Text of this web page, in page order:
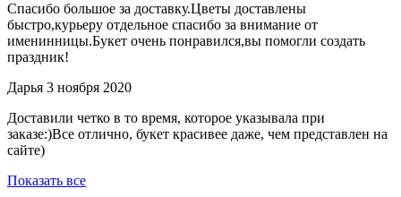
Спасибо большое за доставку.Цветы доставлены
быстро,курьеру отдельное спасибо за внимание от
именинницы.Букет очень понравился,вы помогли создать
праздник!
Дарья 3 ноября 2020
Доставили четко в то время, которое указывала при
заказе:)Все отлично, букет красивее даже, чем представлен на
сайте)
Показать все